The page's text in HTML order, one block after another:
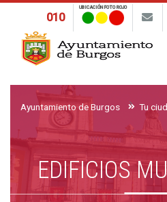
010
UBICACIÓN FOTO ROJO
Ayuntamiento de Burgos Tu
EDIFICIOS